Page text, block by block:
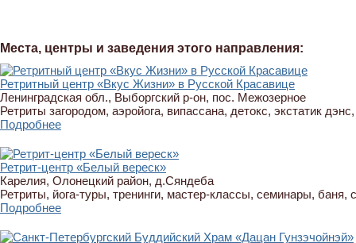
Места, центры и заведения этого направления:
Ретритный центр «Вкус Жизни» в Русской Красавице
Ленинградская обл., Выборгский р-он, пос. Межозерное
Ретриты загородом, аэройога, випассана, детокс, экстатик
Подробнее
Ретрит-центр «Белый вереск»
Карелия, Олонецкий район, д.Сяндеба
Ретриты, йога-туры, тренинги, мастер-классы, семинары, баня,
Подробнее